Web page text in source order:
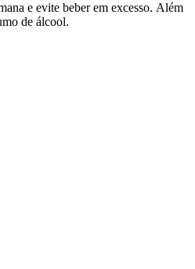
e evite beber em excesso. Além
de álcool.